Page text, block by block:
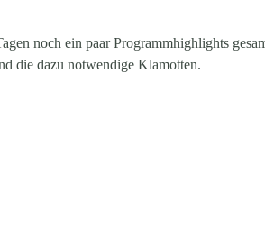
noch ein paar Programmhighlights
die dazu notwendige Klamotten.